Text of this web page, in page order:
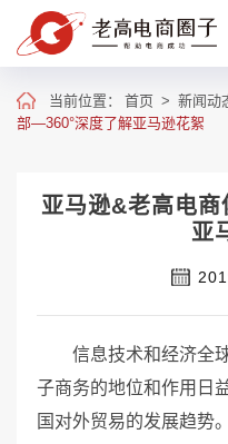
当前位置： 首页 > 新闻动
部—360°深度了解亚马逊花絮
亚马逊&老高电
亚
信息技术和经济全球
子商务的地位和作用日
国对外贸易的发展趋势